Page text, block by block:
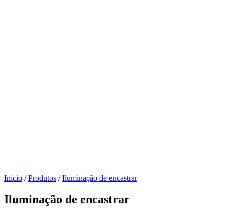
Inicio / Produtos / Iluminação de encastrar
Iluminação de encastrar